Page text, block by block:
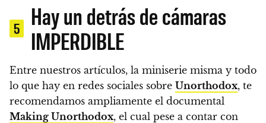
5
Hay un detrás de cámaras
IMPERDIBLE
Entre nuestros artículos, la miniserie misma y todo
lo que hay en redes sociales sobre Unorthodox, te
recomendamos ampliamente el documental
Making Unorthodox, el cual pese a contar con